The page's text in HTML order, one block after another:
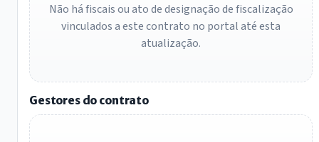
Não há fiscais ou ato de designação de fiscalização
vinculados a este contrato no portal até esta
atualização.
Gestores do contrato